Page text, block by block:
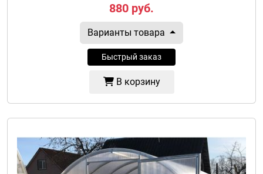
880 руб.
Варианты товара
Быстрый заказ
В корзину